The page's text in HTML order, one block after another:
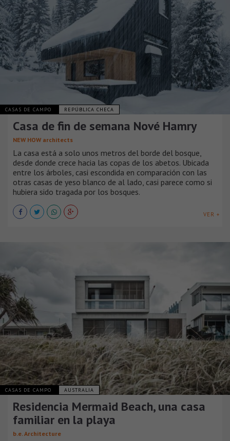
CASAS DE CAMPO REPÚBLICA CHECA
Casa de fin de semana Nové Hamry
NEW HOW architects
La casa está a solo unos metros del borde del bosque,
desde donde crece hacia las copas de los abetos. Ubicada
entre los árboles, casi escondida en comparación con las
otras casas de yeso blanco de al lado, casi parece como si
hubiera sido tragada por los bosques.
VER +
CASAS DE CAMPO AUSTRALIA
Residencia Mermaid Beach, una casa
familiar en la playa
b.e. Architecture